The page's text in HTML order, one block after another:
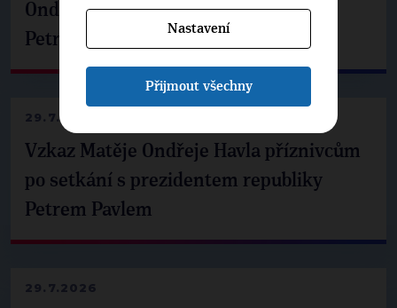
Ondřej Havel jednal s prezidentem
Petrem Pavlem
29.7.2026
Vzkaz Matěje Ondřeje Havla příznivcům
po setkání s prezidentem republiky
Petrem Pavlem
29.7.2026
Nastavení
Přijmout všechny